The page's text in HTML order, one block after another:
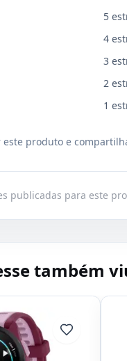
5
4
3
2
1
este produto e
publicadas para este
também